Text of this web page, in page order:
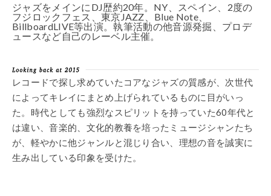
ジャズをメインにDJ歴約20年。NY、スペイン、2度の
フジロックフェス、東京JAZZ、Blue Note、
BillboardLIVE等出演。執筆活動の他音源発掘、プロデ
ュースなど自己のレーベル主催。
レコードで探し求めていたコアなジャズの質感が、次世代
によってキレイにまとめ上げられているものに目がいっ
た。時代としても強烈なスピリットを持っていた60年代と
は違い、音楽的、文化的教養を培ったミュージシャンたち
が、軽やかに他ジャンルと混じり合い、理想の音を誠実に
生み出している印象を受けた。